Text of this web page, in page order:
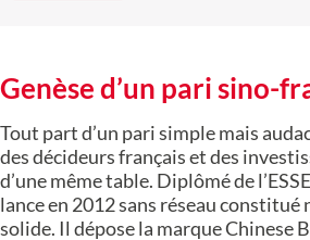
Genèse d’un pari sino-
Tout part d’un pari simple mais
des décideurs français et des
d’une même table. Diplômé de
lance en 2012 sans réseau
solide. Il dépose la marque Chinese